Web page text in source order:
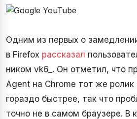
Одним из первых о
в Firefox рассказал
ником vk6_. Он отметил, что
Agent на Chrome тот же ролик
гораздо быстрее, так что
точно не в самом браузере. В